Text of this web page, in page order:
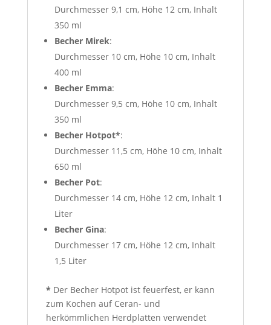
Durchmesser 9,1 cm, Höhe 12 cm, Inhalt
350 ml
Becher Mirek:
Durchmesser 10 cm, Höhe 10 cm, Inhalt
400 ml
Becher Emma:
Durchmesser 9,5 cm, Höhe 10 cm, Inhalt
350 ml
Becher Hotpot*:
Durchmesser 11,5 cm, Höhe 10 cm, Inhalt
650 ml
Becher Pot:
Durchmesser 14 cm, Höhe 12 cm, Inhalt 1
Liter
Becher Gina:
Durchmesser 17 cm, Höhe 12 cm, Inhalt
1,5 Liter
* Der Becher Hotpot ist feuerfest, er kann
zum Kochen auf Ceran- und
herkömmlichen Herdplatten verwendet